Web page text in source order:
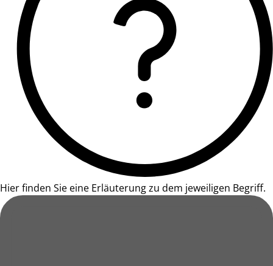
Hier finden Sie eine Erläuterung zu dem jeweiligen Begriff.